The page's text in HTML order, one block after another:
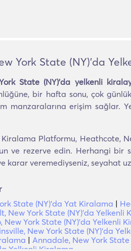
York State (NY)'da
State (NY)'da yelkenli
bir hafta sonu, çok
manzaralarına erişim
Platformu, Heathcote,
ve rezerve edin. Herhangi bir
karar veremediyseniz, seyahat
State (NY)'da Yat Kiralama |
New York State (NY)'da Yelkenli
New York State (NY)'da Yelkenli
New York State (NY)'da
| Annadale, New York
Yelkenli Kiralama